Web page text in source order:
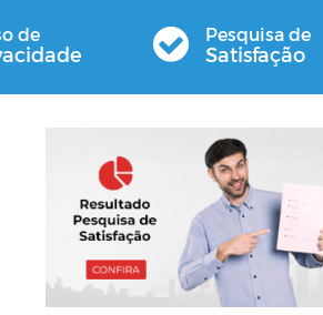
de Pesquisa de
Satisfação